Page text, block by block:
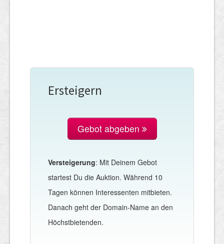
Ersteigern
Gebot abgeben
Versteigerung: Mit Deinem Gebot
startest Du die Auktion. Während 10
Tagen können Interessenten mitbieten.
Danach geht der Domain-Name an den
Höchstbietenden.